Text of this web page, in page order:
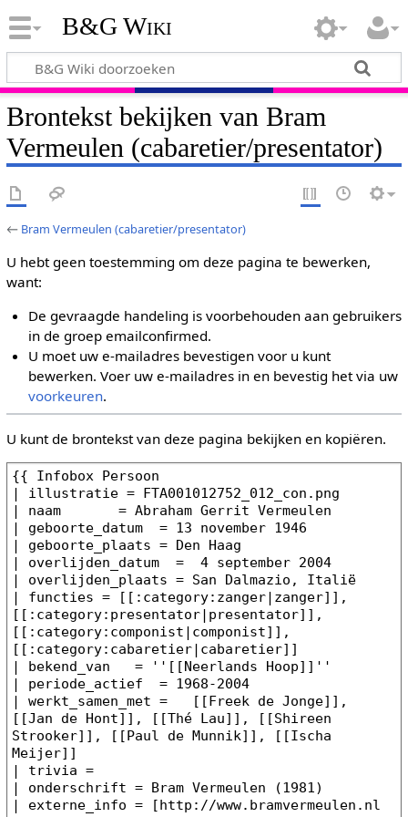
B&G Wiki
Brontekst bekijken van Bram
Vermeulen (cabaretier/presentator)
← Bram Vermeulen (cabaretier/presentator)
U hebt geen toestemming om deze pagina te bewerken,
want:
De gevraagde handeling is voorbehouden aan gebruikers
in de groep emailconfirmed.
U moet uw e-mailadres bevestigen voor u kunt
bewerken. Voer uw e-mailadres in en bevestig het via uw
voorkeuren.
U kunt de brontekst van deze pagina bekijken en kopiëren.